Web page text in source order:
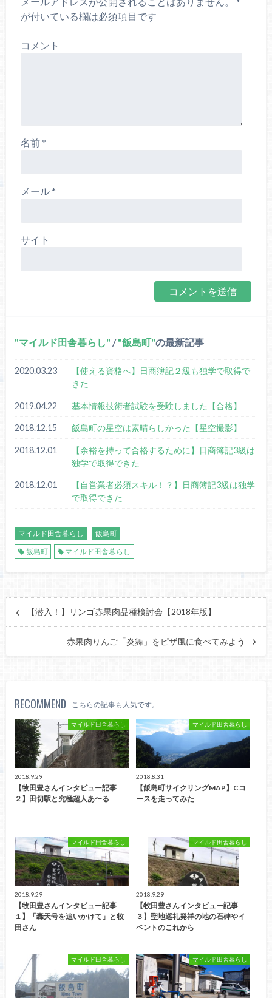
が付いている欄は必須項目です
コメント
名前*
メール*
サイト
マイルド田舎暮らし / 飯島町 の最新記事
2020.03.23
【使える資格へ】日商簿記２級も独学で取得で
きた
2019.04.22 基本情報技術者試験を受験しました【合格】
2018.12.15 飯島町の星空は素晴らしかった【星空撮影】
2018.12.01
【余裕を持って合格するために】日商簿記3級は
独学で取得できた
2018.12.01
【自営業者必須スキル！？】日商簿記3級は独学
で取得できた
マイルド田舎暮らし
飯島町
飯島町
マイルド田舎暮らし
【潜入！】リンゴ赤果肉品種検討会【2018年版】
赤果肉りんご「炎舞」をピザ風に食べてみよう
RECOMMEND こちらの記事も人気です。
マイルド田舎暮らし
2018.9.29
【牧田豊さんインタビュー記事
２】田切駅と究極超人あ〜る
マイルド田舎暮らし
2018.8.31
【飯島町サイクリングMAP】Cコ
ースを走ってみた
マイルド田舎暮らし
2018.9.29
【牧田豊さんインタビュー記事
１】「轟天号を追いかけて」と牧
田さん
マイルド田舎暮らし
2018.9.29
【牧田豊さんインタビュー記事
３】聖地巡礼発祥の地の石碑やイ
ベントのこれから
マイルド田舎暮らし マイルド田舎暮らし